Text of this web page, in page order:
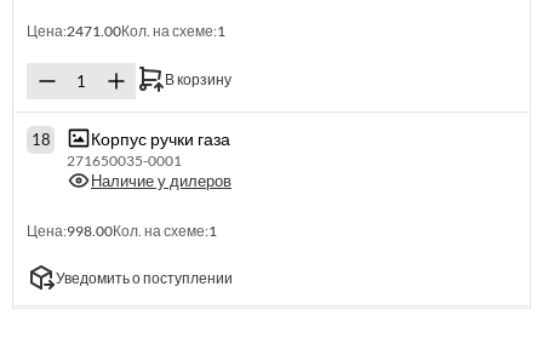
Цена:2471.00Кол. на схеме:1
В корзину
18 Корпус ручки газа
271650035-0001
Наличие у дилеров
Цена:998.00Кол. на схеме:1
Уведомить о поступлении